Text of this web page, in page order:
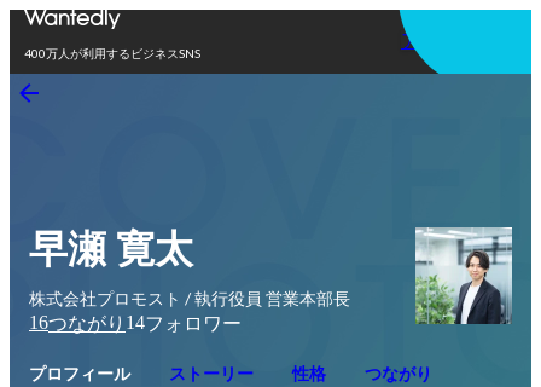
400万人が利用するビジネスSNS
アプリを使う
早瀬 寛太
株式会社プロモスト / 執行役員 営業本部長
16つながり 14フォロワー
プロフィール ストーリー 性格 つながり